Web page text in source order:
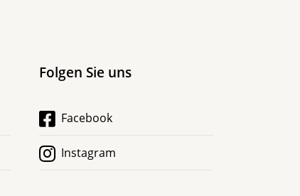
Folgen Sie uns
Facebook
Instagram